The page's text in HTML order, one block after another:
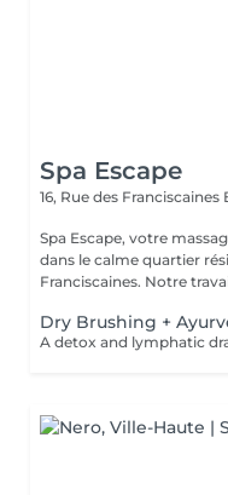
Spa Escape
16, Rue des Franciscaines
Spa Escape, votre
dans le calme quartier
Franciscaines. Notre
Dry Brushing +